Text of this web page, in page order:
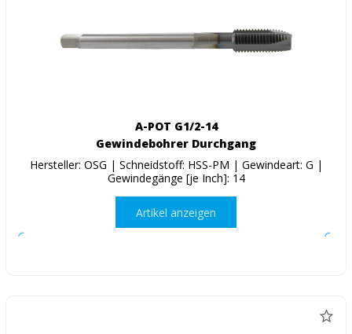
A-POT G1/2-14
Gewindebohrer Durchgang
Hersteller: OSG | Schneidstoff: HSS-PM | Gewindeart: G |
Gewindegänge [je Inch]: 14
Artikel anzeigen